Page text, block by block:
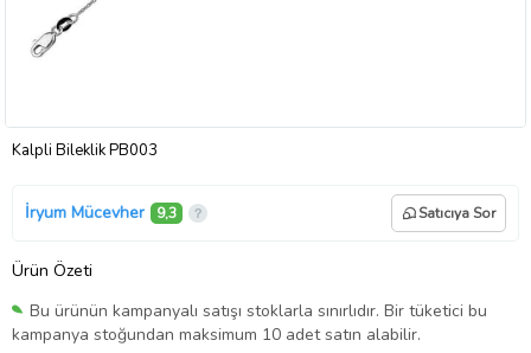
Kalpli Bileklik PB003
İryum Mücevher 9,3 Satıcıya Sor
Ürün Özeti
Bu ürünün kampanyalı satışı stoklarla sınırlıdır. Bir tüketici bu
kampanya stoğundan maksimum 10 adet satın alabilir.